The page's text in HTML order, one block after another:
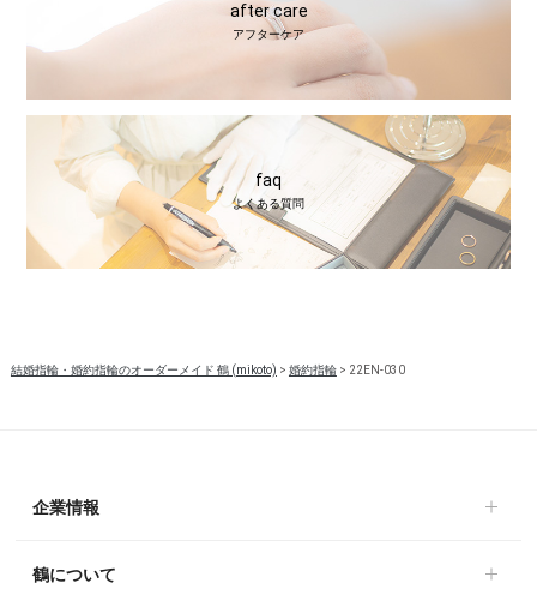
after care
アフターケア
faq
よくある質問
結婚指輪・婚約指輪のオーダーメイド 鶴 (mikoto) > 婚約指輪> 22EN-030
企業情報
鶴について